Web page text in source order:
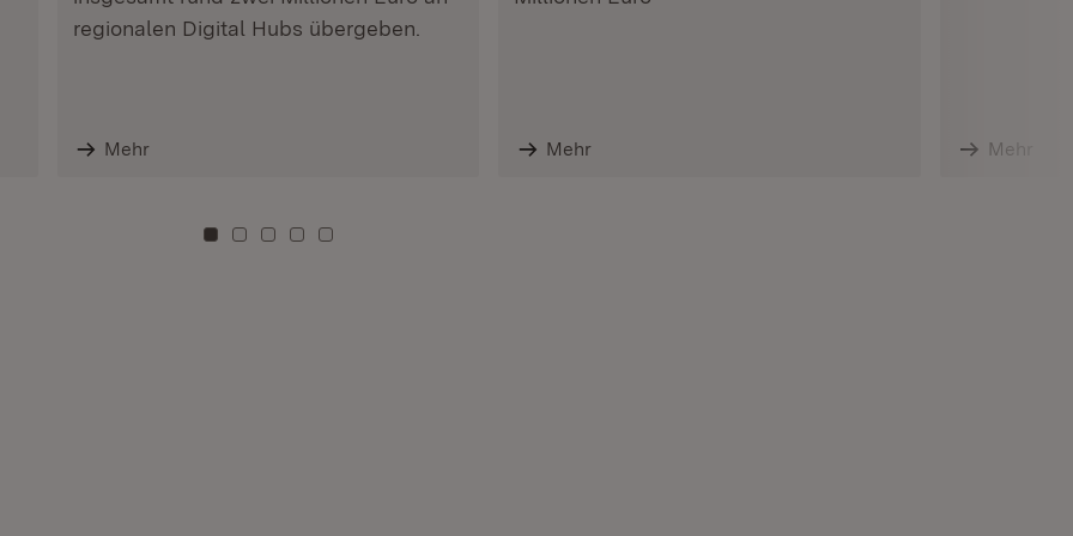
regionalen Digital Hubs übergeben.
Mehr Mehr Mehr
Zu Kachel: 0
Zu Kachel: 3
Zu Kachel: 6
Zu Kachel: 9
Zu Kachel: 12